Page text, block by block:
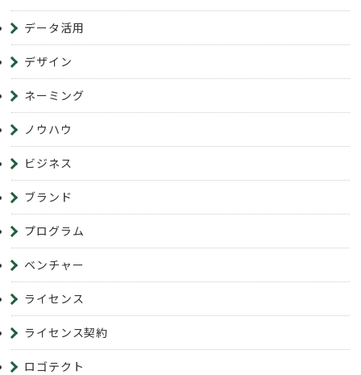
データ活用
デザイン
ネーミング
ノウハウ
ビジネス
ブランド
プログラム
ベンチャー
ライセンス
ライセンス契約
ロゴテクト